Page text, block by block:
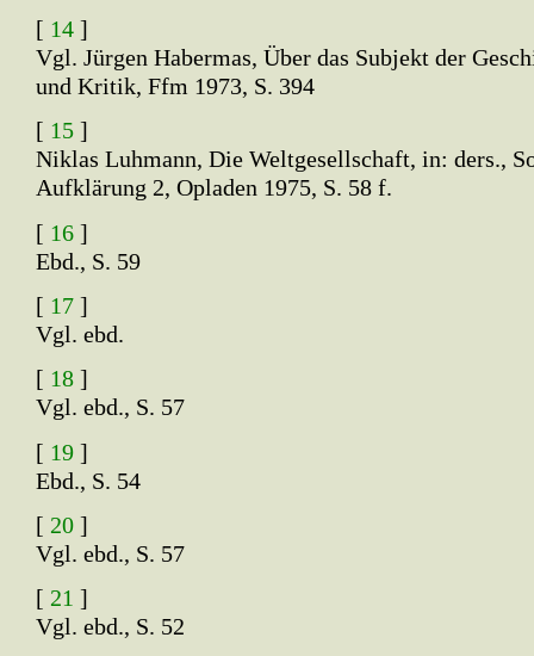
[ 14 ]
Vgl. Jürgen Habermas, Über das Subjekt der
und Kritik, Ffm 1973, S. 394
[ 15 ]
Niklas Luhmann, Die Weltgesellschaft, in: ders.,
Aufklärung 2, Opladen 1975, S. 58 f.
[ 16 ]
Ebd., S. 59
[ 17 ]
Vgl. ebd.
[ 18 ]
Vgl. ebd., S. 57
[ 19 ]
Ebd., S. 54
[ 20 ]
Vgl. ebd., S. 57
[ 21 ]
Vgl. ebd., S. 52